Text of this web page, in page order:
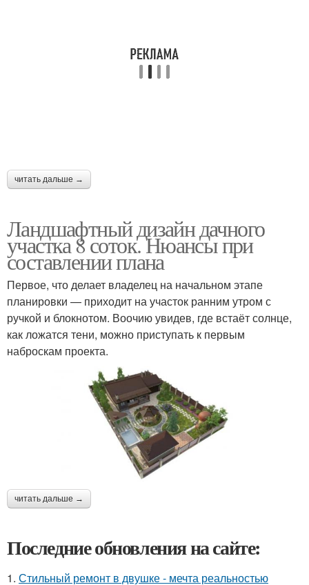
читать дальше →
Ландшафтный дизайн дачного
участка 8 соток. Нюансы при
составлении плана
Первое, что делает владелец на начальном этапе
планировки — приходит на участок ранним утром с
ручкой и блокнотом. Воочию увидев, где встаёт солнце,
как ложатся тени, можно приступать к первым
наброскам проекта.
читать дальше →
Последние обновления на сайте:
1. Стильный ремонт в двушке - мечта реальностью